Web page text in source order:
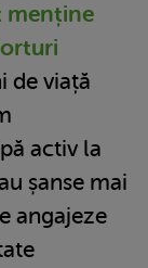
menține
de viață
activ la
șanse mai
angajeze